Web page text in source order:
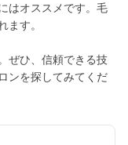
はオススメです。毛
ます。
ぜひ、信頼できる技
ンを探してみてくだ